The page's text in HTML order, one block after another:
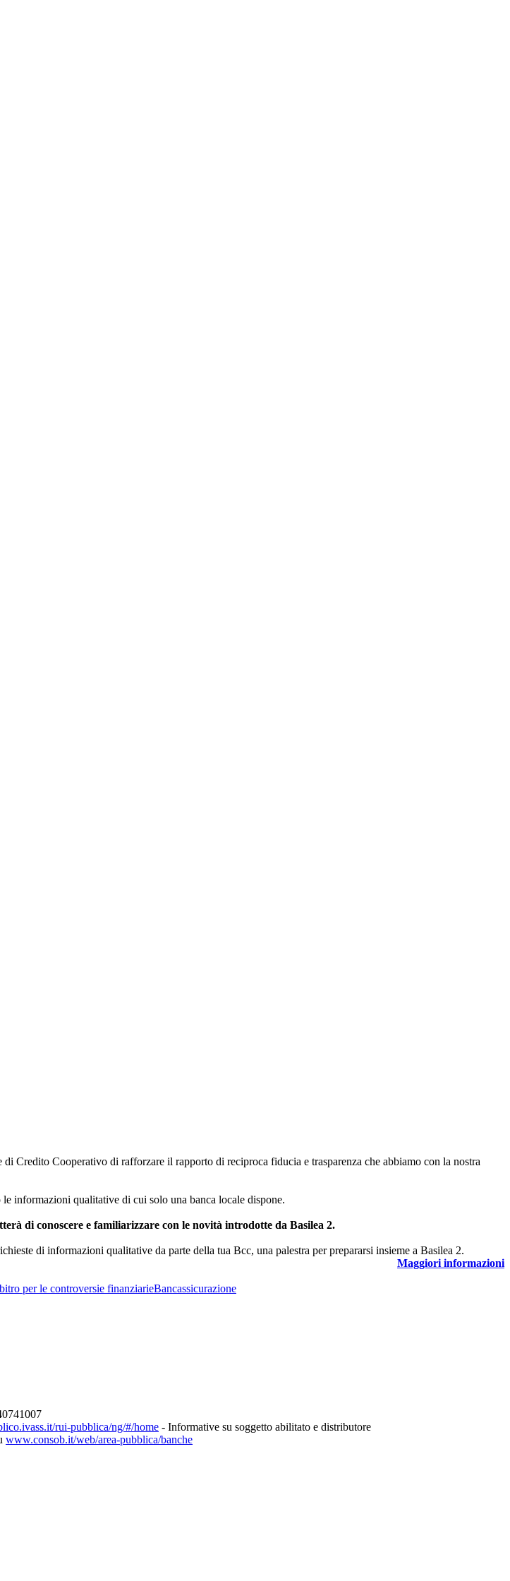
Credito Cooperativo di rafforzare il rapporto di reciproca fiducia e trasparenza che abbiamo con la nostra
informazioni qualitative di cui solo una banca locale dispone.
di conoscere e familiarizzare con le novità introdotte da Basilea 2.
di informazioni qualitative da parte della tua Bcc, una palestra per prepararsi insieme a Basilea 2.
Maggiori informazioni
per le controversie finanziarieBancassicurazione
rui-pubblica/ng/#/home - Informative su soggetto abilitato e distributore
www.consob.it/web/area-pubblica/banche